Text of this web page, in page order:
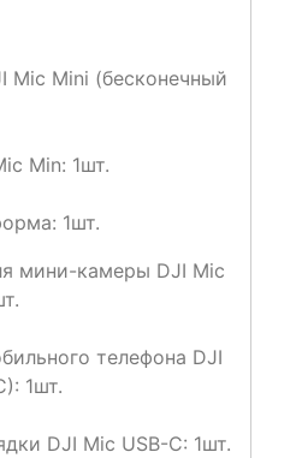
Mic Mini (бесконечный
Min: 1шт.
1шт.
мини-камеры DJI Mic
телефона DJI
1шт.
DJI Mic USB-C: 1шт.